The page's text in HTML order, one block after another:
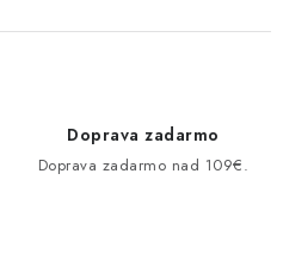
Doprava zadarmo
Doprava zadarmo nad 109€.